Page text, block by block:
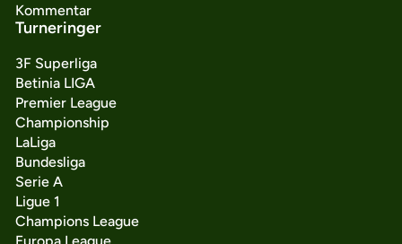
Kommentar
Turneringer
3F Superliga
Betinia LIGA
Premier League
Championship
LaLiga
Bundesliga
Serie A
Ligue 1
Champions League